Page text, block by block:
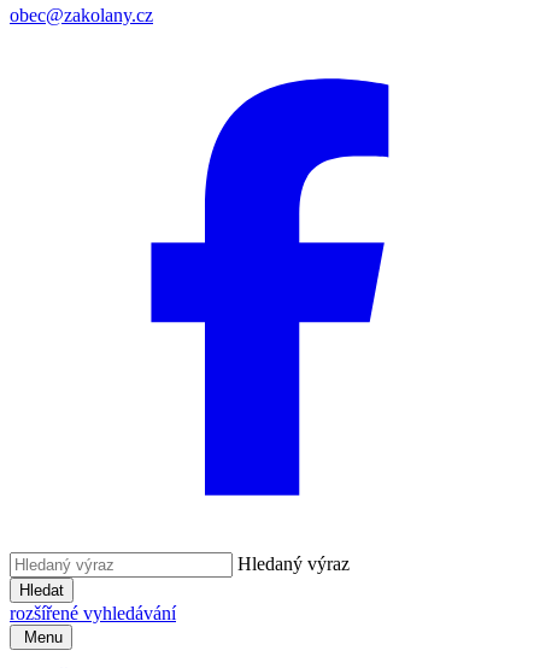
obec@zakolany.cz
Hledaný výraz
Hledat
rozšířené vyhledávání
Menu